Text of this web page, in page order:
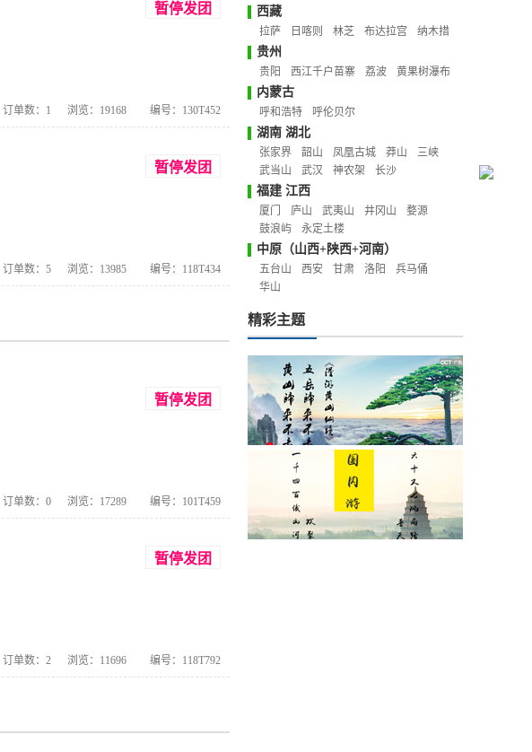
订单数： 1 浏览： 19168 编号：130T452
暂停发团
订单数： 5 浏览： 13985 编号：118T434
暂停发团
订单数： 0 浏览： 17289 编号：101T459
暂停发团
订单数： 2 浏览： 11696 编号：118T792
暂停发团
西藏
拉萨 日喀则 林芝 布达拉宫 纳木措
贵州
贵阳 西江千户苗寨 荔波 黄果树瀑布
内蒙古
呼和浩特 呼伦贝尔
湖南 湖北
张家界 韶山 凤凰古城 莽山
三峡
武当山
武汉 神农架 长沙
福建 江西
厦门 庐山 武夷山 井冈山
婺源
鼓浪屿
永定土楼
中原（山西+陕西+河南）
五台山 西安 甘肃 洛阳
兵马俑
华山
精彩主题